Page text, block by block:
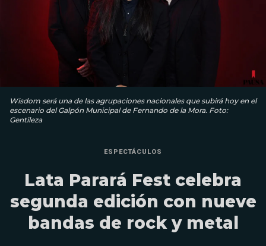
Wisdom será una de las agrupaciones nacionales que subirá hoy en el
escenario del Galpón Municipal de Fernando de la Mora. Foto:
Gentileza
ESPECTÁCULOS
Lata Parará Fest celebra
segunda edición con nueve
bandas de rock y metal